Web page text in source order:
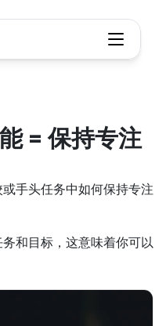
= 保持专注
手头任务中如何保持专注
和目标，这意味着你可以